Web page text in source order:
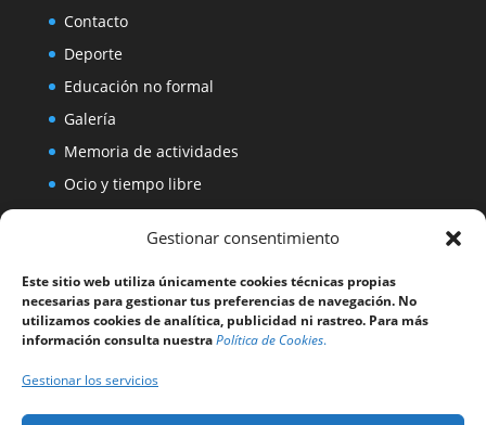
Gestionar consentimiento
Este sitio web utiliza únicamente cookies técnicas propias
necesarias para gestionar tus preferencias de navegación. No
utilizamos cookies de analítica, publicidad ni rastreo. Para más
información consulta nuestraPolítica de Cookies.
Gestionar los servicios
Contacto
Deporte
Educación no formal
Galería
Memoria de actividades
Ocio y tiempo libre
Viviendas Tuteladas
Voluntariado